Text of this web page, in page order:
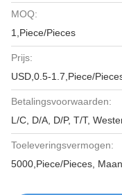
MOQ:
1,Piece/Pieces
Prijs:
USD,0.5-1.7,Piece/
Betalingsvoorwaarden:
L/C, D/A, D/P, T/T,
Toeleveringsvermogen:
5000,Piece/Pieces,